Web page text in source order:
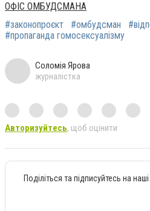
ОФІС ОМБУДСМАНА
#законопроєкт
#омбудсман
#пропаганда гомосексуалізму
Соломія Ярова
журналістка
Авторизуйтесь, щоб оцінити
Поділіться та підписуйтесь на